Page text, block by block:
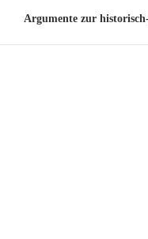
Argumente zur